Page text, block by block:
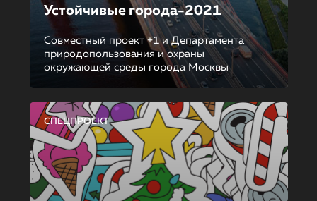
Устойчивые города-2021
Совместный проект +1 и Департамента
природопользования и охраны
окружающей среды города Москвы
СПЕЦПРОЕКТ